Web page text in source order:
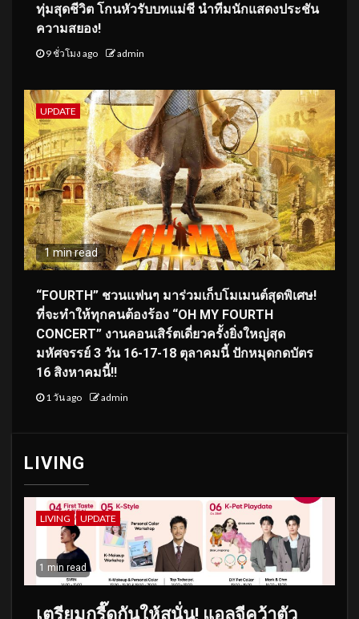
ทุ่มสุดชีวิต โกนหัวรับบทแม่ชี นำทีมนักแสดงประชัน
ความสยอง!
9 ชั่วโมง ago admin
UPDATE
1 min read
“FOURTH” ชวนแฟนๆ มาร่วมเก็บโมเมนต์สุดพิเศษ!
ที่จะทำให้ทุกคนต้องร้อง “OH MY FOURTH
CONCERT” งานคอนเสิร์ตเดี่ยวครั้งยิ่งใหญ่สุด
มหัศจรรย์ 3 วัน 16-17-18 ตุลาคมนี้ ปักหมุดกดบัตร
16 สิงหาคมนี้!!
1 วัน ago admin
LIVING
LIVING UPDATE
1 min read
เตรียมกรี๊ดกันให้สนั่น! แอลจีคว้าตัว